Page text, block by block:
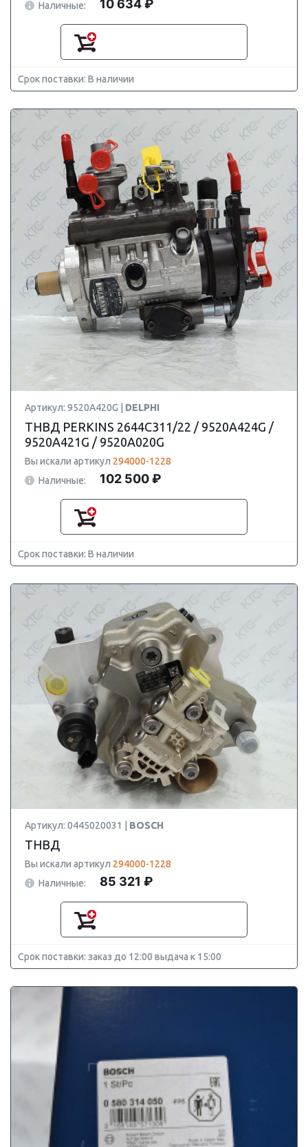
Наличные: 10 634 ₽
Срок поставки: В наличии
Артикул: 9520A420G | DELPHI
ТНВД PERKINS 2644C311/22 / 9520A424G /
9520A421G / 9520A020G
Вы искали артикул 294000-1228
Наличные:
102 500 ₽
Срок поставки: В наличии
Артикул: 0445020031 | BOSCH
ТНВД
Вы искали артикул 294000-1228
Наличные:
85 321 ₽
Срок поставки: заказ до 12:00 выдача к 15:00